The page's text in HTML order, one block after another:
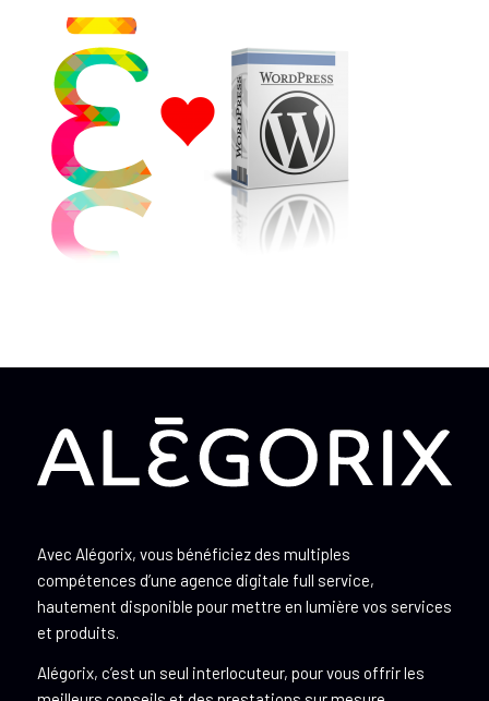
Avec Alégorix, vous bénéficiez des multiples
compétences d’une agence digitale full service,
hautement disponible pour mettre en lumière vos services
et produits.
Alégorix, c’est un seul interlocuteur, pour vous offrir les